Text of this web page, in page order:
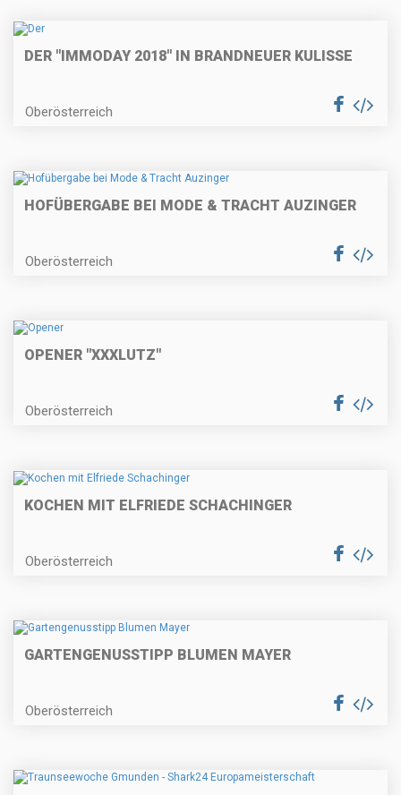
DER "IMMODAY 2018" IN BRANDNEUER KULISSE
Oberösterreich
HOFÜBERGABE BEI MODE & TRACHT AUZINGER
Oberösterreich
OPENER "XXXLUTZ"
Oberösterreich
KOCHEN MIT ELFRIEDE SCHACHINGER
Oberösterreich
GARTENGENUSSTIPP BLUMEN MAYER
Oberösterreich